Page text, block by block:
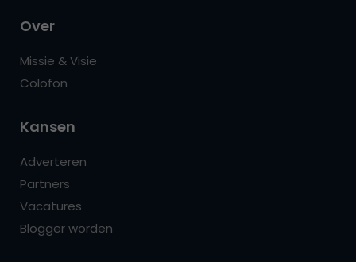
Over
Missie & Visie
Colofon
Kansen
Adverteren
Partners
Vacatures
Blogger worden